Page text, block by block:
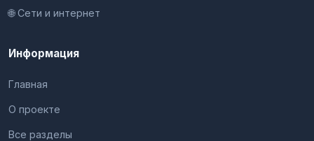
🌐 Сети и интернет
Информация
Главная
О проекте
Все разделы